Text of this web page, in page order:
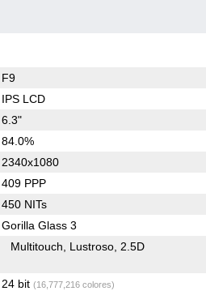
F9
IPS LCD
6.3"
84.0%
2340x1080
409 PPP
450 NITs
Gorilla Glass 3
Multitouch Lustroso 2.5D
24 bit (16,777,216 colores)